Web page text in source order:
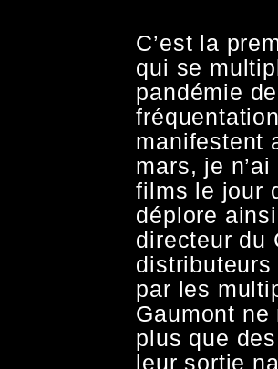
C’est la
qui se
pandémie
manifestent
mars, je
films le jour
déplore
directeur du
distributeurs
par les
Gaumont ne
plus que
leur sortie